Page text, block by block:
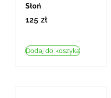
Słoń
125 zł
Dodaj do koszyka